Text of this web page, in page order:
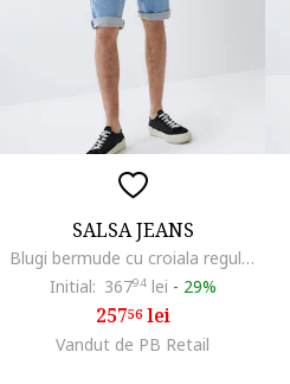
SALSA JEANS
Blugi bermude cu croiala regular fit
Initial: 36794lei - 29%
25756lei
Vandut de PB Retail